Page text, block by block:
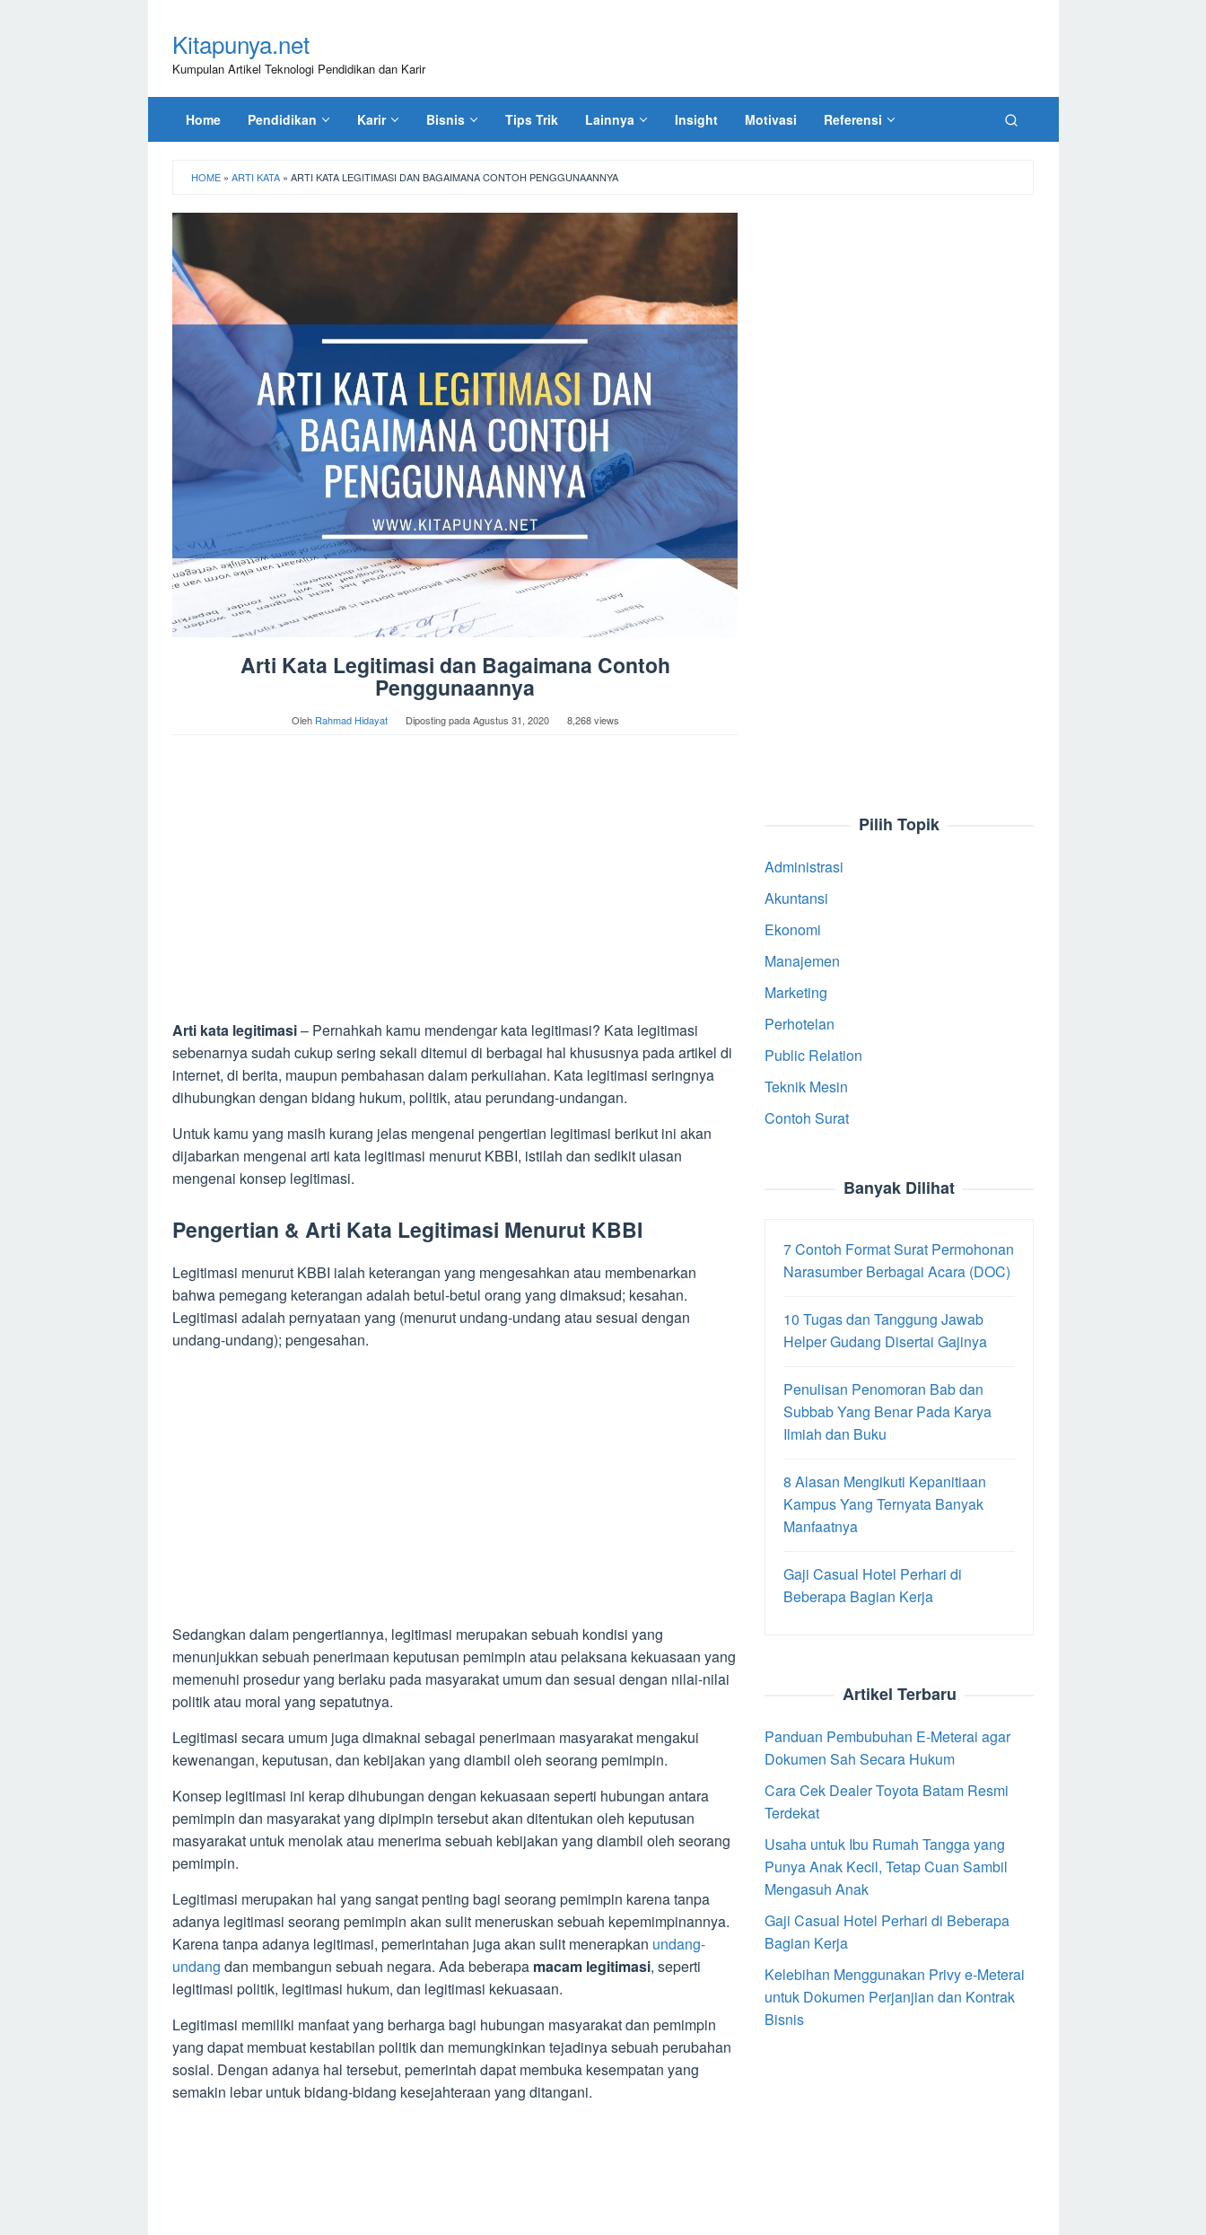
kontenKitapunya.net
Kumpulan Artikel Teknologi Pendidikan dan Karir
Home Pendidikan Karir Bisnis Tips Trik Lainnya Insight Motivasi Referensi
HOME » ARTI KATA » ARTI KATA LEGITIMASI DAN BAGAIMANA CONTOH PENGGUNAANNYA
Arti Kata Legitimasi dan Bagaimana Contoh
Penggunaannya
Oleh Rahmad Hidayat Diposting padaAgustus 31, 2020 8,268 views
Arti kata legitimasi– Pernahkah kamu mendengar kata legitimasi? Kata legitimasi
sebenarnya sudah cukup sering sekali ditemui di berbagai hal khususnya pada artikel di
internet, di berita, maupun pembahasan dalam perkuliahan. Kata legitimasi seringnya
dihubungkan dengan bidang hukum, politik, atau perundang-undangan.
Untuk kamu yang masih kurang jelas mengenai pengertian legitimasi berikut ini akan
dijabarkan mengenai arti kata legitimasi menurut KBBI, istilah dan sedikit ulasan
mengenai konsep legitimasi.
Pengertian & Arti Kata Legitimasi Menurut KBBI
Legitimasi menurut KBBI ialah keterangan yang mengesahkan atau membenarkan
bahwa pemegang keterangan adalah betul-betul orang yang dimaksud; kesahan.
Legitimasi adalah pernyataan yang (menurut undang-undang atau sesuai dengan
undang-undang); pengesahan.
Sedangkan dalam pengertiannya, legitimasi merupakan sebuah kondisi yang
menunjukkan sebuah penerimaan keputusan pemimpin atau pelaksana kekuasaan yang
memenuhi prosedur yang berlaku pada masyarakat umum dan sesuai dengan nilai-nilai
politik atau moral yang sepatutnya.
Legitimasi secara umum juga dimaknai sebagai penerimaan masyarakat mengakui
kewenangan, keputusan, dan kebijakan yang diambil oleh seorang pemimpin.
Konsep legitimasi ini kerap dihubungan dengan kekuasaan seperti hubungan antara
pemimpin dan masyarakat yang dipimpin tersebut akan ditentukan oleh keputusan
masyarakat untuk menolak atau menerima sebuah kebijakan yang diambil oleh seorang
pemimpin.
Legitimasi merupakan hal yang sangat penting bagi seorang pemimpin karena tanpa
adanya legitimasi seorang pemimpin akan sulit meneruskan sebuah kepemimpinannya.
Karena tanpa adanya legitimasi, pemerintahan juga akan sulit menerapkan undang-
undang dan membangun sebuah negara. Ada beberapa macam legitimasi, seperti
legitimasi politik, legitimasi hukum, dan legitimasi kekuasaan.
Legitimasi memiliki manfaat yang berharga bagi hubungan masyarakat dan pemimpin
yang dapat membuat kestabilan politik dan memungkinkan tejadinya sebuah perubahan
sosial. Dengan adanya hal tersebut, pemerintah dapat membuka kesempatan yang
semakin lebar untuk bidang-bidang kesejahteraan yang ditangani.
Pilih Topik
Administrasi
Akuntansi
Ekonomi
Manajemen
Marketing
Perhotelan
Public Relation
Teknik Mesin
Contoh Surat
Banyak Dilihat
7 Contoh Format Surat Permohonan
Narasumber Berbagai Acara (DOC)
10 Tugas dan Tanggung Jawab
Helper Gudang Disertai Gajinya
Penulisan Penomoran Bab dan
Subbab Yang Benar Pada Karya
Ilmiah dan Buku
8 Alasan Mengikuti Kepanitiaan
Kampus Yang Ternyata Banyak
Manfaatnya
Gaji Casual Hotel Perhari di
Beberapa Bagian Kerja
Artikel Terbaru
Panduan Pembubuhan E-Meterai agar
Dokumen Sah Secara Hukum
Cara Cek Dealer Toyota Batam Resmi
Terdekat
Usaha untuk Ibu Rumah Tangga yang
Punya Anak Kecil, Tetap Cuan Sambil
Mengasuh Anak
Gaji Casual Hotel Perhari di Beberapa
Bagian Kerja
Kelebihan Menggunakan Privy e-Meterai
untuk Dokumen Perjanjian dan Kontrak
Bisnis